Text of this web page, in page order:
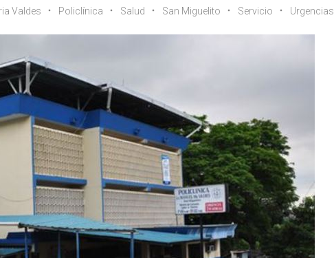
Valdes Policlínica Salud San Miguelito Servicio Urgencias